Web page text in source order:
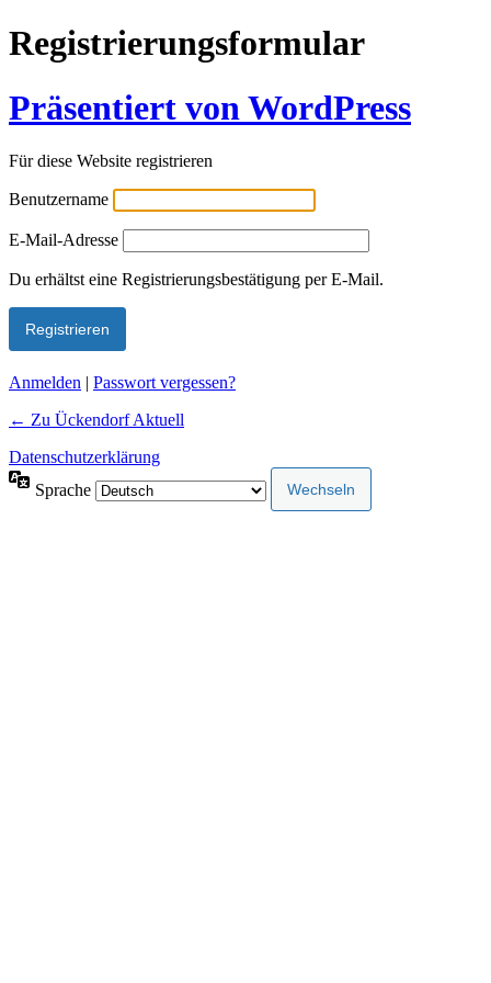
Registrierungsformular
Präsentiert von WordPress
Für diese Website registrieren
Benutzername
E-Mail-Adresse
Alternative:
Du erhältst eine Registrierungsbestätigung per E-Mail.
Anmelden | Passwort vergessen?
← Zu Ückendorf Aktuell
Datenschutzerklärung
Sprache